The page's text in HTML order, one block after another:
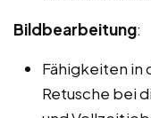
Bildbearbeitung:
Fähigkeiten in
Retusche bei